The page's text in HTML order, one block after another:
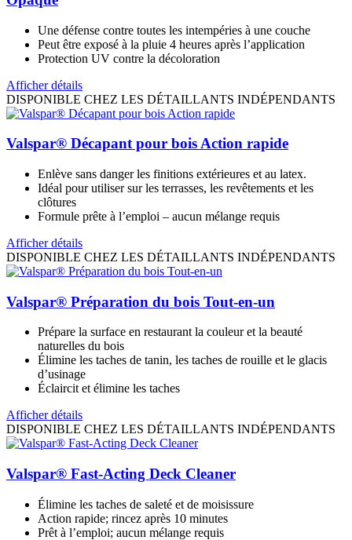
Une défense contre toutes les intempéries à une couche
Peut être exposé à la pluie 4 heures après l’application
Protection UV contre la décoloration
Afficher détails
DISPONIBLE CHEZ LES DÉTAILLANTS INDÉPENDANTS
Valspar® Décapant pour bois Action rapide
Enlève sans danger les finitions extérieures et au latex.
Idéal pour utiliser sur les terrasses, les revêtements et les
clôtures
Formule prête à l’emploi – aucun mélange requis
Afficher détails
DISPONIBLE CHEZ LES DÉTAILLANTS INDÉPENDANTS
Valspar® Préparation du bois Tout-en-un
Prépare la surface en restaurant la couleur et la beauté
naturelles du bois
Élimine les taches de tanin, les taches de rouille et le glacis
d’usinage
Éclaircit et élimine les taches
Afficher détails
DISPONIBLE CHEZ LES DÉTAILLANTS INDÉPENDANTS
Valspar® Fast-Acting Deck Cleaner
Élimine les taches de saleté et de moisissure
Action rapide; rincez après 10 minutes
Prêt à l’emploi; aucun mélange requis